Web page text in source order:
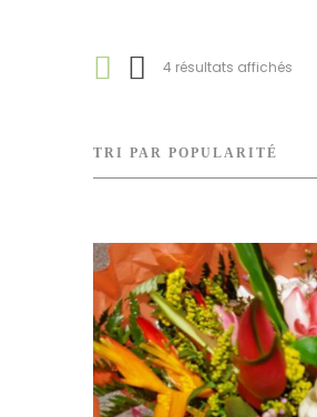
4 résultats affichésTrié